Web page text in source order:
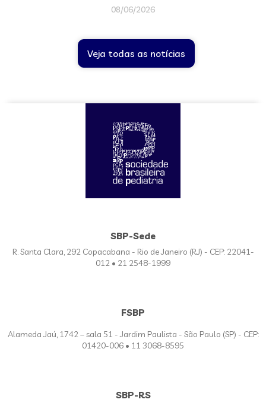
08/06/2026
Veja todas as notícias
SBP-Sede
R. Santa Clara, 292 Copacabana - Rio de Janeiro (RJ) - CEP: 22041-
012 • 21 2548-1999
FSBP
Alameda Jaú, 1742 – sala 51 - Jardim Paulista - São Paulo (SP) - CEP:
01420-006 • 11 3068-8595
SBP-RS